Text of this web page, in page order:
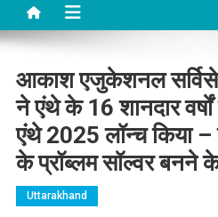
आकाश एजुकेशनल
ने एंथे के 16 शानदार
एंथे 2025 लॉन्च किया –
के प्रॉब्लम सॉल्वर बनने
Uttarakhand